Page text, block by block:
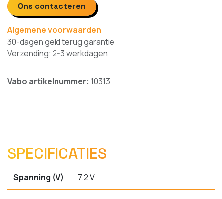
Ons contacteren
Algemene voorwaarden
30-dagen geld terug garantie
Verzending: 2-3 werkdagen
Vabo artikelnummer: 10313
SPECIFICATIES
Spanning (V) 7.2 V